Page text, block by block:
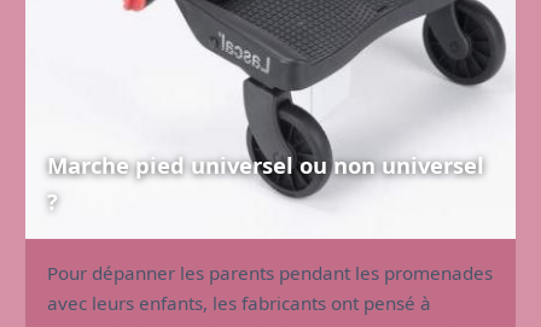
Marche pied universel ou non universel
?
Pour dépanner les parents pendant les promenades
avec leurs enfants, les fabricants ont pensé à